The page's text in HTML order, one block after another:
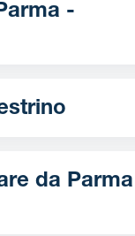
- Mestrino
-